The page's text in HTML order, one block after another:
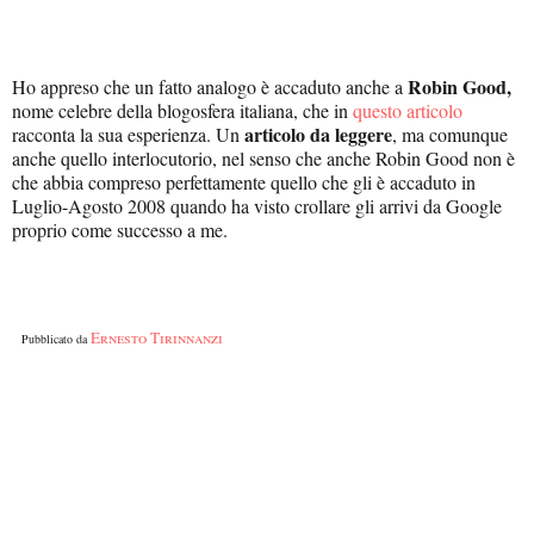
Ho appreso che un fatto analogo è accaduto anche aRobin Good,
nome celebre della blogosfera italiana, che inquesto articolo
racconta la sua esperienza. Unarticolo da leggere, ma comunque
anche quello interlocutorio, nel senso che anche Robin Good non è
che abbia compreso perfettamente quello che gli è accaduto in
Luglio-Agosto 2008 quando ha visto crollare gli arrivi da Google
proprio come successo a me.
Pubblicato daErnesto Tirinnanzi